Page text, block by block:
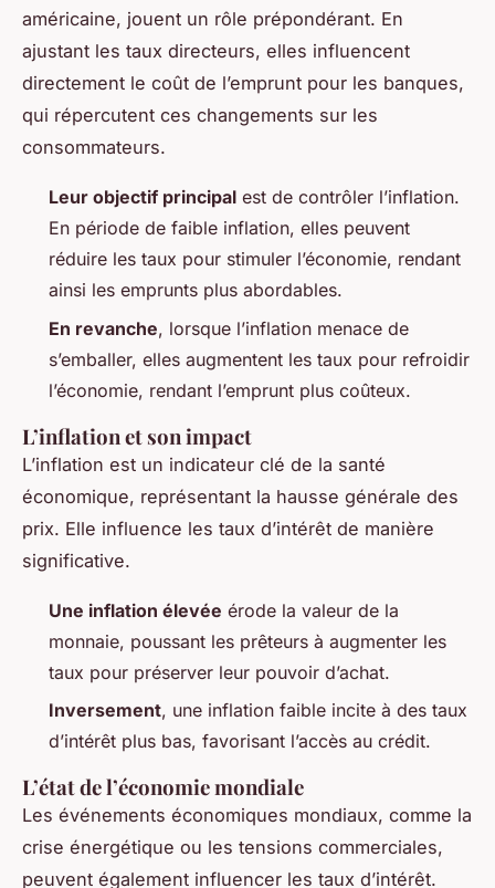
américaine, jouent un rôle prépondérant. En
ajustant les taux directeurs, elles influencent
directement le coût de l’emprunt pour les banques,
qui répercutent ces changements sur les
consommateurs.
Leur objectif principal est de contrôler l’inflation.
En période de faible inflation, elles peuvent
réduire les taux pour stimuler l’économie, rendant
ainsi les emprunts plus abordables.
En revanche, lorsque l’inflation menace de
s’emballer, elles augmentent les taux pour refroidir
l’économie, rendant l’emprunt plus coûteux.
L’inflation et son impact
L’inflation est un indicateur clé de la santé
économique, représentant la hausse générale des
prix. Elle influence les taux d’intérêt de manière
significative.
Une inflation élevée érode la valeur de la
monnaie, poussant les prêteurs à augmenter les
taux pour préserver leur pouvoir d’achat.
Inversement, une inflation faible incite à des taux
d’intérêt plus bas, favorisant l’accès au crédit.
L’état de l’économie mondiale
Les événements économiques mondiaux, comme la
crise énergétique ou les tensions commerciales,
peuvent également influencer les taux d’intérêt.